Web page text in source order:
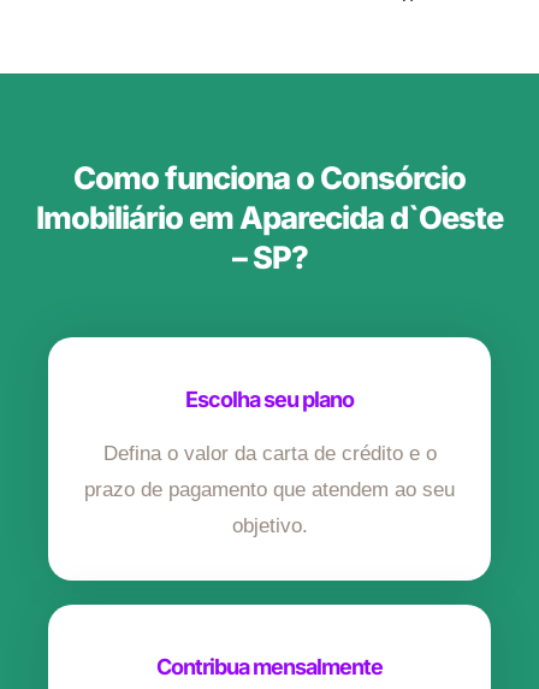
Como funciona o Consórcio
Imobiliário em Aparecida d`Oeste
– SP?
Escolha seu plano
Defina o valor da carta de crédito e o
prazo de pagamento que atendem ao seu
objetivo.
Contribua mensalmente